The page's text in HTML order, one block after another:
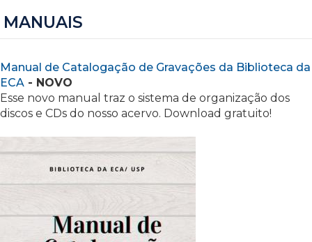
MANUAIS
Manual de Catalogação de Gravações da Biblioteca da
ECA - NOVO
Esse novo manual traz o sistema de organização dos
discos e CDs do nosso acervo. Download gratuito!